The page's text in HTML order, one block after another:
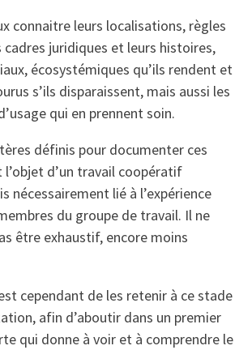
connaitre leurs localisations, règles
cadres juridiques et leurs histoires,
écosystémiques qu’ils rendent et
s’ils disparaissent, mais aussi les
qui en prennent soin.
définis pour documenter ces
d’un travail coopératif
nécessairement lié à l’expérience
du groupe de travail. Il ne
être exhaustif, encore moins
cependant de les retenir à ce stade
afin d’aboutir dans un premier
qui donne à voir et à comprendre le